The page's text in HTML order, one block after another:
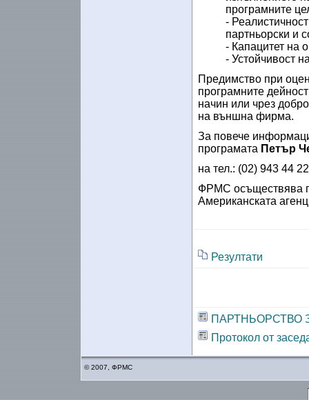
програмните
-
партньорски и
- Капацитет на
- Устойчивост
Предимство при
програмните
начин или чрез
на външна фирма.
За повече
програмата Петър
на тел.: (02) 943 44
ФРМС осъществява
Американската
Резултати
ПАРТНЬОРСТВО
Протокол от
© 2007, ФРМС